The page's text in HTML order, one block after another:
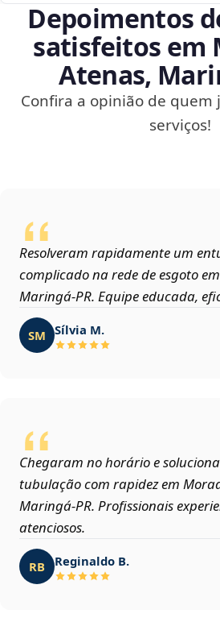
Depoimentos
satisfeitos em
Atenas,
Confira a opinião de quem
serviços!
Resolveram rapidamente um
complicado na rede de esgoto
Maringá‑PR. Equipe educada,
SM Sílvia M.
Chegaram no horário e
tubulação com rapidez em
Maringá‑PR. Profissionais
atenciosos.
RB Reginaldo B.